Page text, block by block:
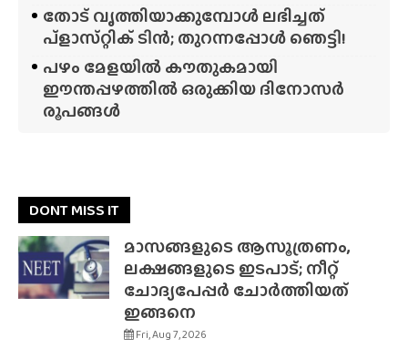
തോട് വൃത്തിയാക്കുമ്പോൾ ലഭിച്ചത്
പ്‌ളാസ്‌റ്റിക് ടിൻ; തുറന്നപ്പോൾ ഞെട്ടി!
പഴം മേളയിൽ കൗതുകമായി
ഈന്തപ്പഴത്തിൽ ഒരുക്കിയ ദിനോസർ
രൂപങ്ങൾ
DONT MISS IT
മാസങ്ങളുടെ ആസൂത്രണം,
ലക്ഷങ്ങളുടെ ഇടപാട്; നീറ്റ്
ചോദ്യപേപ്പർ ചോർത്തിയത്
ഇങ്ങനെ
Fri, Aug 7, 2026